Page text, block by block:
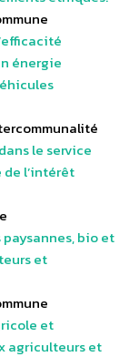
énergie
le service
l’intérêt
bio et
et
et
agriculteurs et